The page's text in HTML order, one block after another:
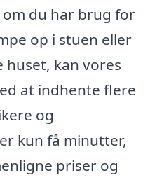
du har brug for
op i stuen eller
kan vores
at indhente flere
og
kun få minutter,
priser og